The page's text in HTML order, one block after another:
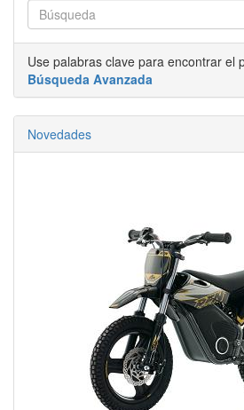
Use palabras clave para encontrar el
Búsqueda Avanzada
Novedades